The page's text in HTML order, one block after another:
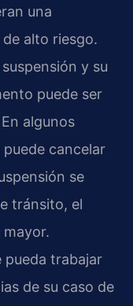
una
alto riesgo.
y su
puede ser
algunos
cancelar
se
tránsito, el
mayor.
pueda trabajar
de su caso de